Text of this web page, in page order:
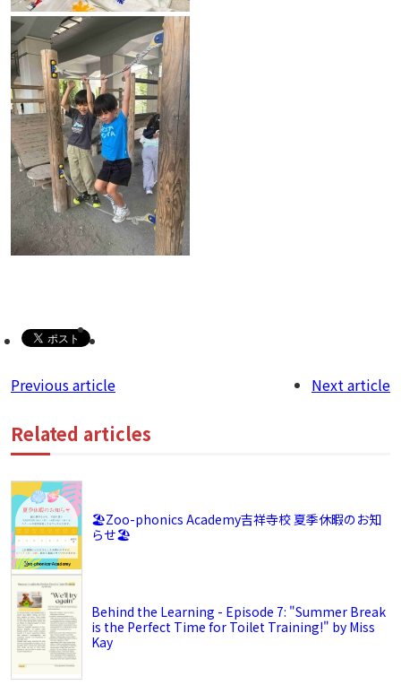
Previous article Next article
Related articles
🏖️Zoo-phonics Academy吉祥寺校 夏季休暇のお知
らせ🏖️
Behind the Learning - Episode 7: "Summer Break
is the Perfect Time for Toilet Training!" by Miss
Kay